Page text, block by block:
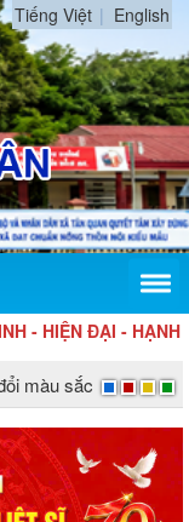
Tiếng Việt English
- HIỆN ĐẠI - HẠNH
màu sắc